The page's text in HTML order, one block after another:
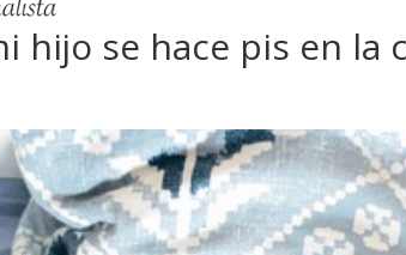
hijo se hace pis en la